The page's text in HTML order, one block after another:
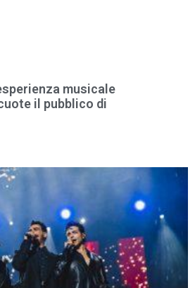
musicale
il pubblico di